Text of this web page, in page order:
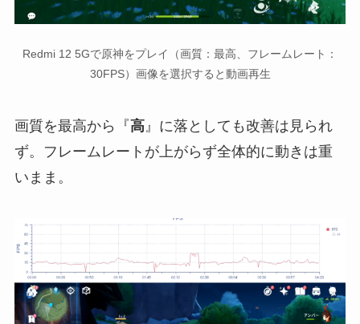
Redmi 12 5Gで原神をプレイ（画質：最高、フレームレート：
30FPS）画像を選択すると動画再生
画質を最高から『高』に落としても改善は見られ
ず。フレームレートが上がらず全体的に動きは重
いまま。